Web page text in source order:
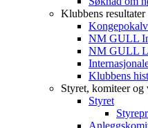
Klubbens
NM GULL
NM GULL
Klubbens
Styret, komiteer og
Styret